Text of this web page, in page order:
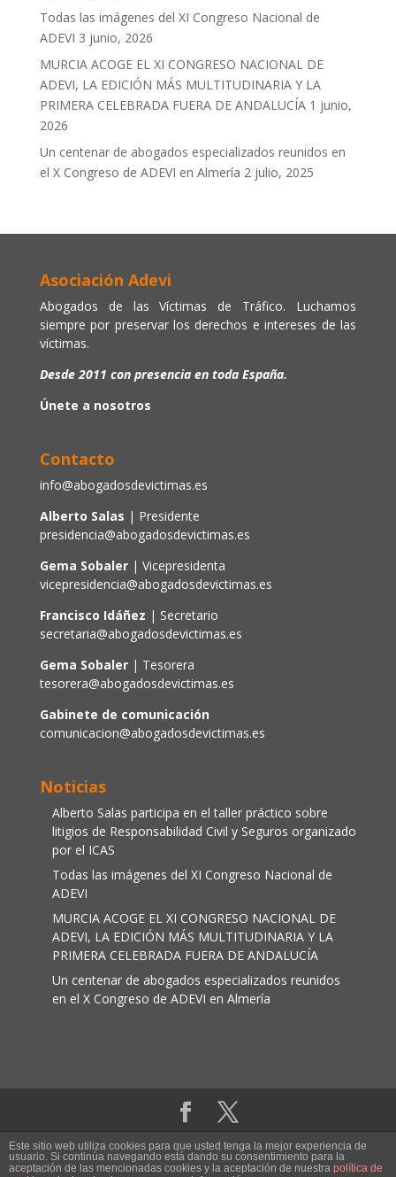
Todas las imágenes del XI Congreso Nacional de
ADEVI 3 junio, 2026
MURCIA ACOGE EL XI CONGRESO NACIONAL DE
ADEVI, LA EDICIÓN MÁS MULTITUDINARIA Y LA
PRIMERA CELEBRADA FUERA DE ANDALUCÍA 1 junio,
2026
Un centenar de abogados especializados reunidos en
el X Congreso de ADEVI en Almería 2 julio, 2025
Asociación Adevi
Abogados de las Víctimas de Tráfico. Luchamos
siempre por preservar los derechos e intereses de las
víctimas.
Desde 2011 con presencia en toda España.
Únete a nosotros
Contacto
info@abogadosdevictimas.es
Alberto Salas | Presidente
presidencia@abogadosdevictimas.es
Gema Sobaler | Vicepresidenta
vicepresidencia@abogadosdevictimas.es
Francisco Idáñez | Secretario
secretaria@abogadosdevictimas.es
Gema Sobaler| Tesorera
tesorera@abogadosdevictimas.es
Gabinete de comunicación
comunicacion@abogadosdevictimas.es
Noticias
Alberto Salas participa en el taller práctico sobre
litigios de Responsabilidad Civil y Seguros organizado
por el ICAS
Todas las imágenes del XI Congreso Nacional de
ADEVI
MURCIA ACOGE EL XI CONGRESO NACIONAL DE
ADEVI, LA EDICIÓN MÁS MULTITUDINARIA Y LA
PRIMERA CELEBRADA FUERA DE ANDALUCÍA
Un centenar de abogados especializados reunidos
en el X Congreso de ADEVI en Almería
Aviso legal|Política de cookies
Este sitio web utiliza cookies para que usted tenga la mejor experiencia de
usuario. Si continúa navegando está dando su consentimiento para la
aceptación de las mencionadas cookies y la aceptación de nuestra política de